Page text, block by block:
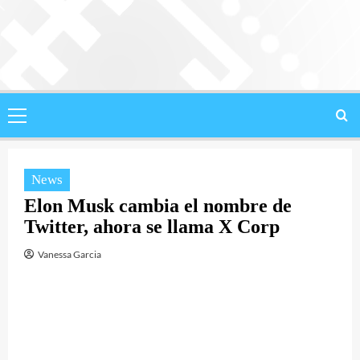
principal
News
Elon Musk cambia el nombre de
Twitter, ahora se llama X Corp
Vanessa Garcia